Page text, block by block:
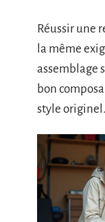
Réussir une
la même
assemblage
bon
style originel.